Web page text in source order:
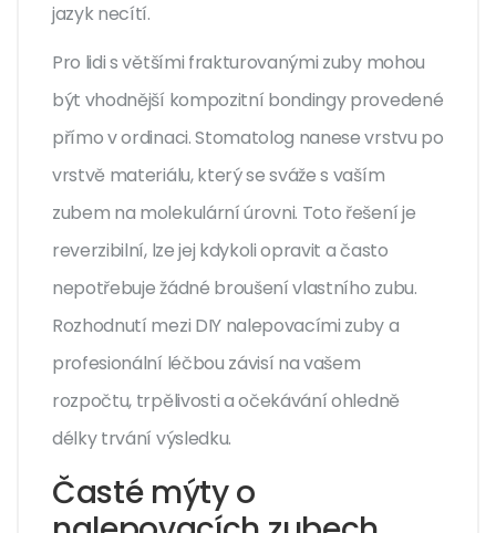
jazyk necítí.
Pro lidi s většími frakturovanými zuby mohou
být vhodnější kompozitní bondingyprovedené
přímo v ordinaci. Stomatolog nanese vrstvu po
vrstvě materiálu, který se sváže s vaším
zubem na molekulární úrovni. Toto řešení je
reverzibilní, lze jej kdykoli opravit a často
nepotřebuje žádné broušení vlastního zubu.
Rozhodnutí mezi DIY nalepovacími zuby a
profesionální léčbou závisí na vašem
rozpočtu, trpělivosti a očekávání ohledně
délky trvání výsledku.
Časté mýty o